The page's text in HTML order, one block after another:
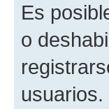
Es
o